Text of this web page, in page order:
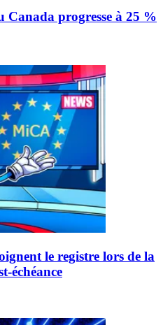
progresse à 25 %
le registre lors de la
échéance